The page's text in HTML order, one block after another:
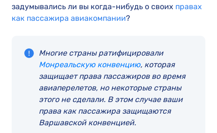
задумывались ли вы когда-нибудь о своих правах
как пассажира авиакомпании?
Многие страны ратифицировали
Монреальскую конвенцию, которая
защищает права пассажиров во время
авиаперелетов, но некоторые страны
этого не сделали. В этом случае ваши
права как пассажира защищаются
Варшавской конвенцией.